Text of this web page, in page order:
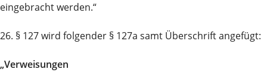
eingebracht werden.“
26. § 127 wird folgender § 127a samt Überschrift angefügt:
„Verweisungen